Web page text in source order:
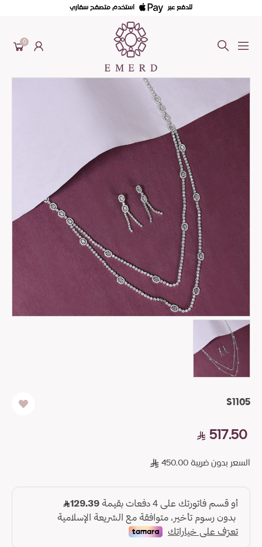
للدفع عبر استخدم متصفح سفاري
0
S1105
517.50
السعر بدون ضريبة 450.00